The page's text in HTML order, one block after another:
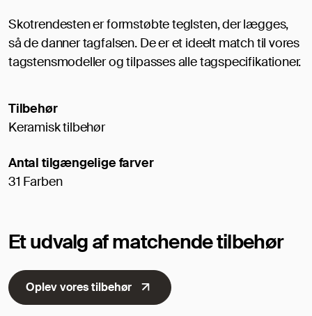
Skotrendesten er formstøbte teglsten, der lægges,
så de danner tagfalsen. De er et ideelt match til vores
tagstensmodeller og tilpasses alle tagspecifikationer.
Tilbehør
Keramisk tilbehør
Antal tilgængelige farver
31 Farben
Et udvalg af matchende tilbehør
Oplev vores tilbehør